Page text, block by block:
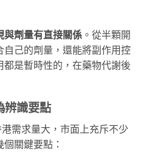
與劑量有直接關係 。從半顆開
己的劑量，還能將副作用控
是暫時性的，在藥物代謝後
辨識要點
港需求量大，市面上充斥不少
關鍵要點：